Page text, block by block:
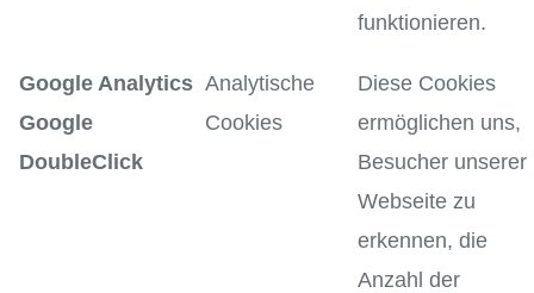
funktionieren.
Google Analytics
Google
DoubleClick
Analytische
Cookies
Diese Cookies
ermöglichen uns,
Besucher unserer
Webseite zu
erkennen, die
Anzahl der